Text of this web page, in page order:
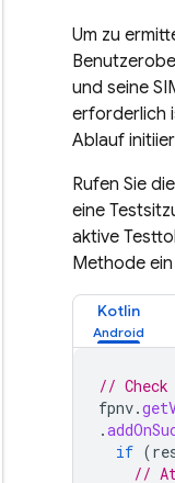
Um zu
und seine
erforderlich
Ablauf
Rufen Sie
eine
aktive
Methode
Kotlin
//
fpnv.
.
if (
// At